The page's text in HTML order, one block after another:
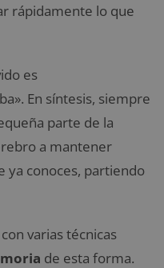
rápidamente lo que
es
En síntesis, siempre
parte de la
a mantener
ya conoces, partiendo
varias técnicas
de esta forma.